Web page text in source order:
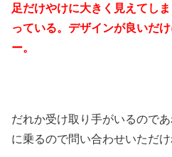
足だけやけに大きく見えてし
っている。デザインが良いだ
ー。
だれか受け取り手がいるので
に乗るので問い合わせいただけ